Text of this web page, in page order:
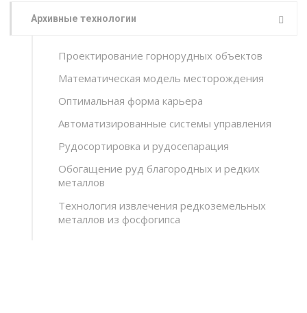
Архивные технологии
Проектирование горнорудных объектов
Математическая модель месторождения
Оптимальная форма карьера
Автоматизированные системы управления
Рудосортировка и рудосепарация
Обогащение руд благородных и редких
металлов
Технология извлечения редкоземельных
металлов из фосфогипса